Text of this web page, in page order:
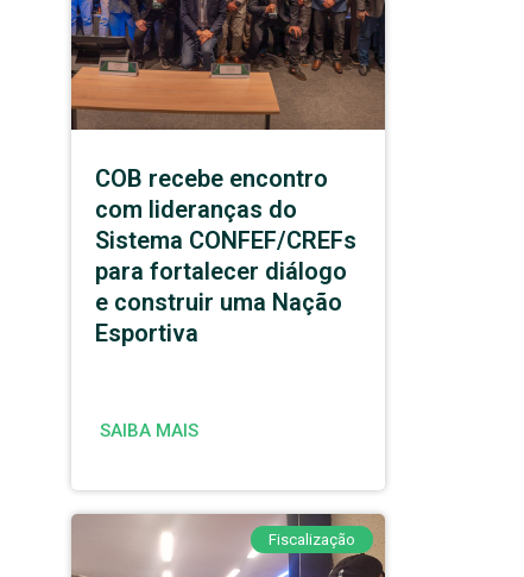
COB recebe encontro
com lideranças do
Sistema CONFEF/CREFs
para fortalecer diálogo
e construir uma Nação
Esportiva
SAIBA MAIS
Fiscalização